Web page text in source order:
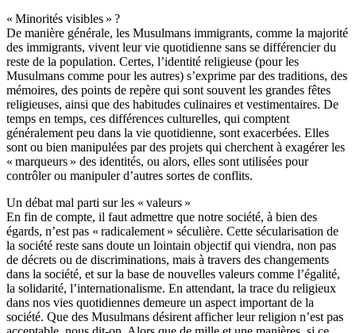
« Minorités visibles » ?
De manière générale, les Musulmans immigrants, comme la majorité
des immigrants, vivent leur vie quotidienne sans se différencier du
reste de la population. Certes, l’identité religieuse (pour les
Musulmans comme pour les autres) s’exprime par des traditions, des
mémoires, des points de repère qui sont souvent les grandes fêtes
religieuses, ainsi que des habitudes culinaires et vestimentaires. De
temps en temps, ces différences culturelles, qui comptent
généralement peu dans la vie quotidienne, sont exacerbées. Elles
sont ou bien manipulées par des projets qui cherchent à exagérer les
« marqueurs » des identités, ou alors, elles sont utilisées pour
contrôler ou manipuler d’autres sortes de conflits.
Un débat mal parti sur les « valeurs »
En fin de compte, il faut admettre que notre société, à bien des
égards, n’est pas « radicalement » séculière. Cette sécularisation de
la société reste sans doute un lointain objectif qui viendra, non pas
de décrets ou de discriminations, mais à travers des changements
dans la société, et sur la base de nouvelles valeurs comme l’égalité,
la solidarité, l’internationalisme. En attendant, la trace du religieux
dans nos vies quotidiennes demeure un aspect important de la
société. Que des Musulmans désirent afficher leur religion n’est pas